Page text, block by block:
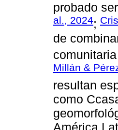
probado
al., 2024;
de
Millán &
resultan
como
América